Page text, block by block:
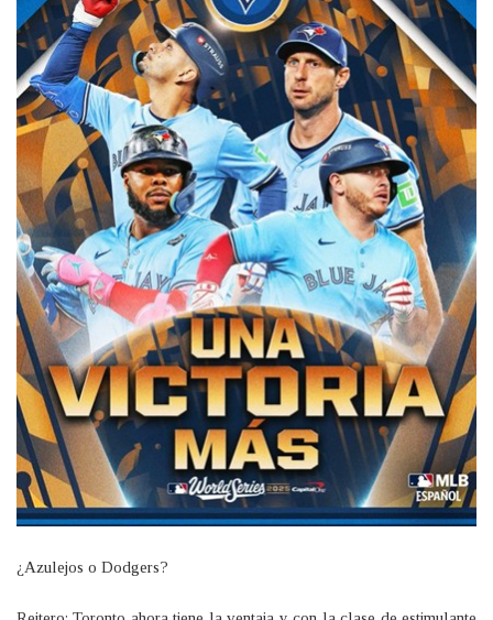
¿Azulejos o Dodgers?